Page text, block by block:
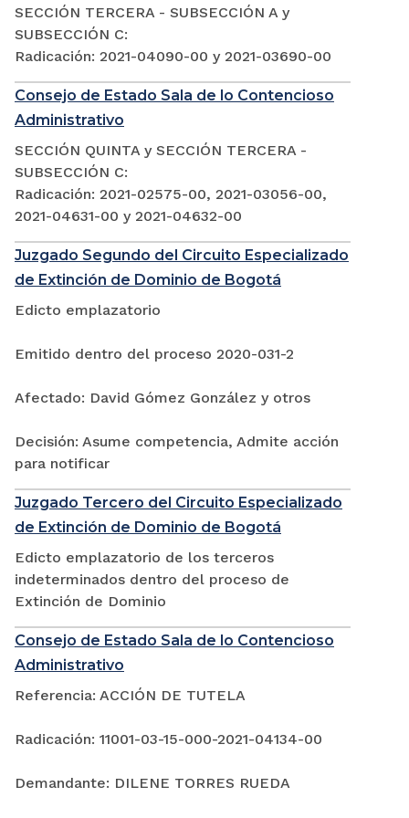
SECCIÓN TERCERA - SUBSECCIÓN A y
SUBSECCIÓN C:
Radicación: 2021-04090-00 y 2021-03690-00
Consejo de Estado Sala de lo Contencioso
Administrativo
SECCIÓN QUINTA y SECCIÓN TERCERA -
SUBSECCIÓN C:
Radicación: 2021-02575-00, 2021-03056-00,
2021-04631-00 y 2021-04632-00
Juzgado Segundo del Circuito Especializado
de Extinción de Dominio de Bogotá
Edicto emplazatorio
Emitido dentro del proceso 2020-031-2
Afectado: David Gómez González y otros
Decisión: Asume competencia, Admite acción
para notificar
Juzgado Tercero del Circuito Especializado
de Extinción de Dominio de Bogotá
Edicto emplazatorio de los terceros
indeterminados dentro del proceso de
Extinción de Dominio
Consejo de Estado Sala de lo Contencioso
Administrativo
Referencia: ACCIÓN DE TUTELA
Radicación: 11001-03-15-000-2021-04134-00
Demandante: DILENE TORRES RUEDA